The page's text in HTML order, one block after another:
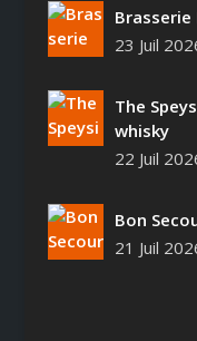
23 Juil
The
whisky
22 Juil
Bon
21 Juil